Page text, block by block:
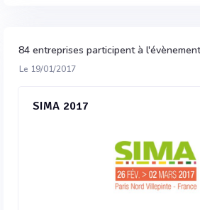
84 entreprises participent à
Le 19/01/2017
SIMA 2017